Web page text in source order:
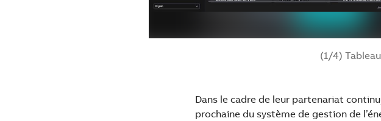
(1/4)
Dans le cadre de leur partenariat
prochaine du système de gestion de